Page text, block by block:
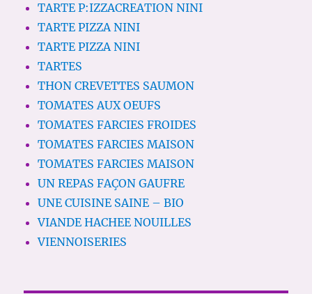
TARTE P:IZZACREATION NINI
TARTE PIZZA NINI
TARTE PIZZA NINI
TARTES
THON CREVETTES SAUMON
TOMATES AUX OEUFS
TOMATES FARCIES FROIDES
TOMATES FARCIES MAISON
TOMATES FARCIES MAISON
UN REPAS FAÇON GAUFRE
UNE CUISINE SAINE – BIO
VIANDE HACHEE NOUILLES
VIENNOISERIES